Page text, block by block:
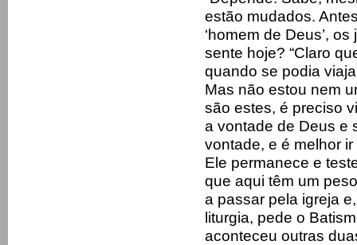
estão mudados.
‘homem de Deus’,
sente hoje? “Claro
quando se podia
Mas não estou nem
são estes, é preciso
a vontade de Deus e
vontade, e é melhor ir
Ele permanece e
que aqui têm um
a passar pela igreja
liturgia, pede o
aconteceu outras